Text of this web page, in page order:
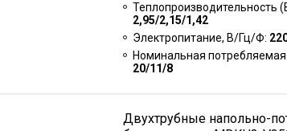
Теплопроизводительность
2,95/2,15/1,42
Электропитание, В/Гц/Ф:
Номинальная
20/11/8
Двухтрубные напольно-